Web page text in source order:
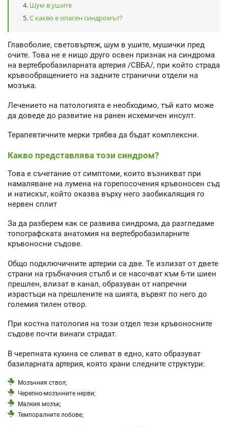
Шум в ушите
С какво е опасен синдромът?
Главоболие, световъртеж, шум в ушите, мушички пред
очите. Това не е нищо друго освен признак на синдрома
на вертебробазиларната артерия /СВБА/, при който страда
кръвообращението на задните странични отдели на
мозъка.
Лечението на патологията е необходимо, тъй като може
да доведе до развитие на ранен исхемичен инсулт.
Терапевтичните мерки трябва да бъдат комплексни.
Какво представлява този синдром?
Това е съчетание от симптоми, които възникват при
намаляване на лумена на горепосочения кръвоносен съд
и натискът, който оказва върху него заобикалящия го
нервен сплит
За да разберем как се развива синдрома, да разгледаме
топографската анатомия на вертебробазиларните
кръвоносни съдове.
Общо подключичните артерии са две. Те излизат от двете
страни на гръбначния стълб и се насочват към 6-ти шиен
прешлен, влизат в канал, образуван от напречни
израстъци на прешлените на шията, вървят по него до
големия тилен отвор.
При костна патология на този отдел тези кръвоносните
съдове почти винаги страдат.
В черепната кухина се сливат в едно, като образуват
базиларната артерия, която храни следните структури:
Мозъчния ствол;
Черепно-мозъчните нерви;
Малкия мозък;
Темпоралните лобове;